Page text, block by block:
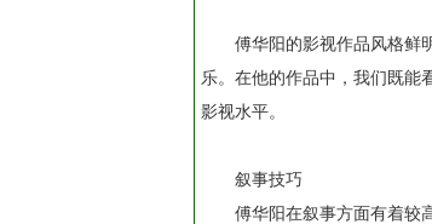
傅华阳的影视作品风格鲜
乐。在他的作品中，我们既能
影视水平。
叙事技巧
傅华阳在叙事方面有着较